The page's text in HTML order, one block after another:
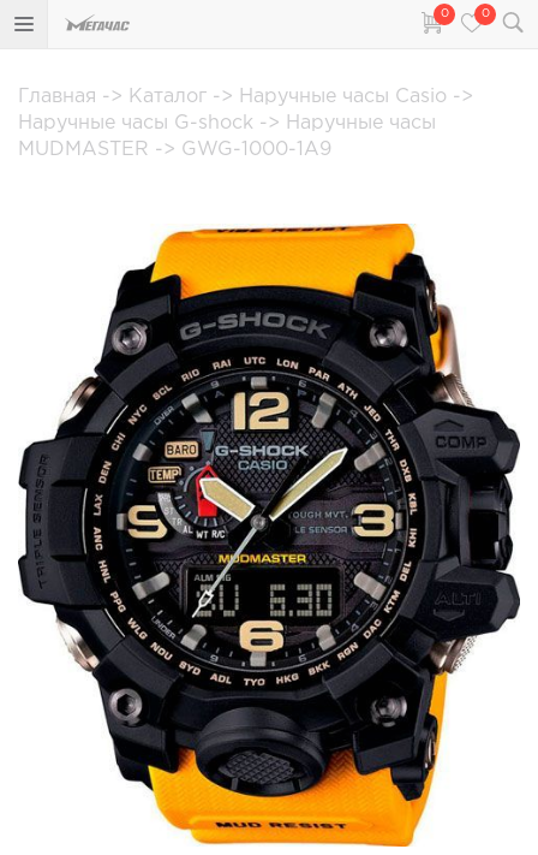
0 0
Главная -> Каталог -> Наручные часы Casio ->
Наручные часы G-shock -> Наручные часы
MUDMASTER -> GWG-1000-1A9